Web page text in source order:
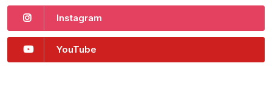
Instagram
YouTube